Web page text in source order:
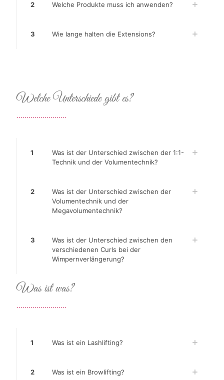
2 Welche Produkte muss ich anwenden?
3 Wie lange halten die Extensions?
Welche Unterschiede gibt es?
.........................
1
Was ist der Unterschied zwischen der 1:1-
Technik und der Volumentechnik?
2
Was ist der Unterschied zwischen der
Volumentechnik und der
Megavolumentechnik?
3
Was ist der Unterschied zwischen den
verschiedenen Curls bei der
Wimpernverlängerung?
Was ist was?
.........................
1 Was ist ein Lashlifting?
2 Was ist ein Browlifting?